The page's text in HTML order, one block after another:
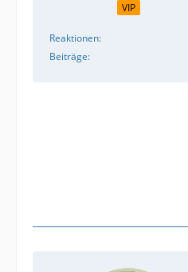
VIP
Reaktionen
Beiträge